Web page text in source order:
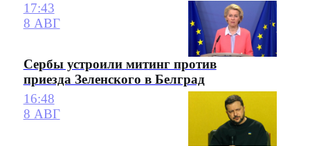
17:43
8 АВГ
Сербы устроили митинг против
приезда Зеленского в Белград
16:48
8 АВГ